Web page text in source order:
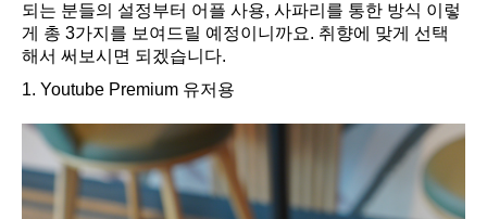
되는 분들의 설정부터 어플 사용, 사파리를 통한 방식 이렇
게 총 3가지를 보여드릴 예정이니까요. 취향에 맞게 선택
해서 써보시면 되겠습니다.
1. Youtube Premium 유저용